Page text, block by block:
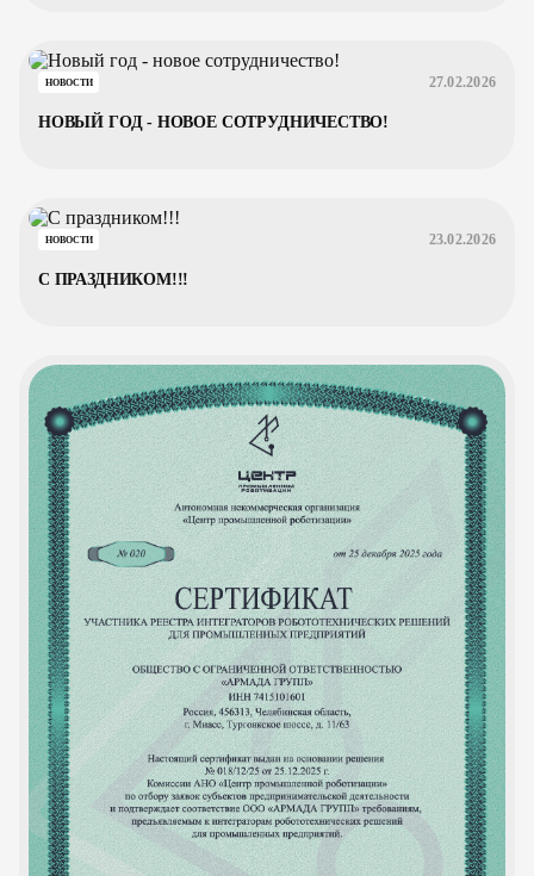
НОВОСТИ 27.02.2026
НОВЫЙ ГОД - НОВОЕ СОТРУДНИЧЕСТВО!
НОВОСТИ 23.02.2026
С ПРАЗДНИКОМ!!!